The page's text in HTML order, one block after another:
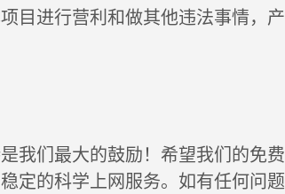
目进行营利和做其他违法事情，产
我们最大的鼓励！希望我们的免费
定的科学上网服务。如有任何问题